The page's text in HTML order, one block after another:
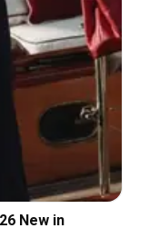
New in